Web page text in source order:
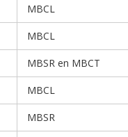
MBCL
MBCL
MBSR en MBCT
MBCL
MBSR